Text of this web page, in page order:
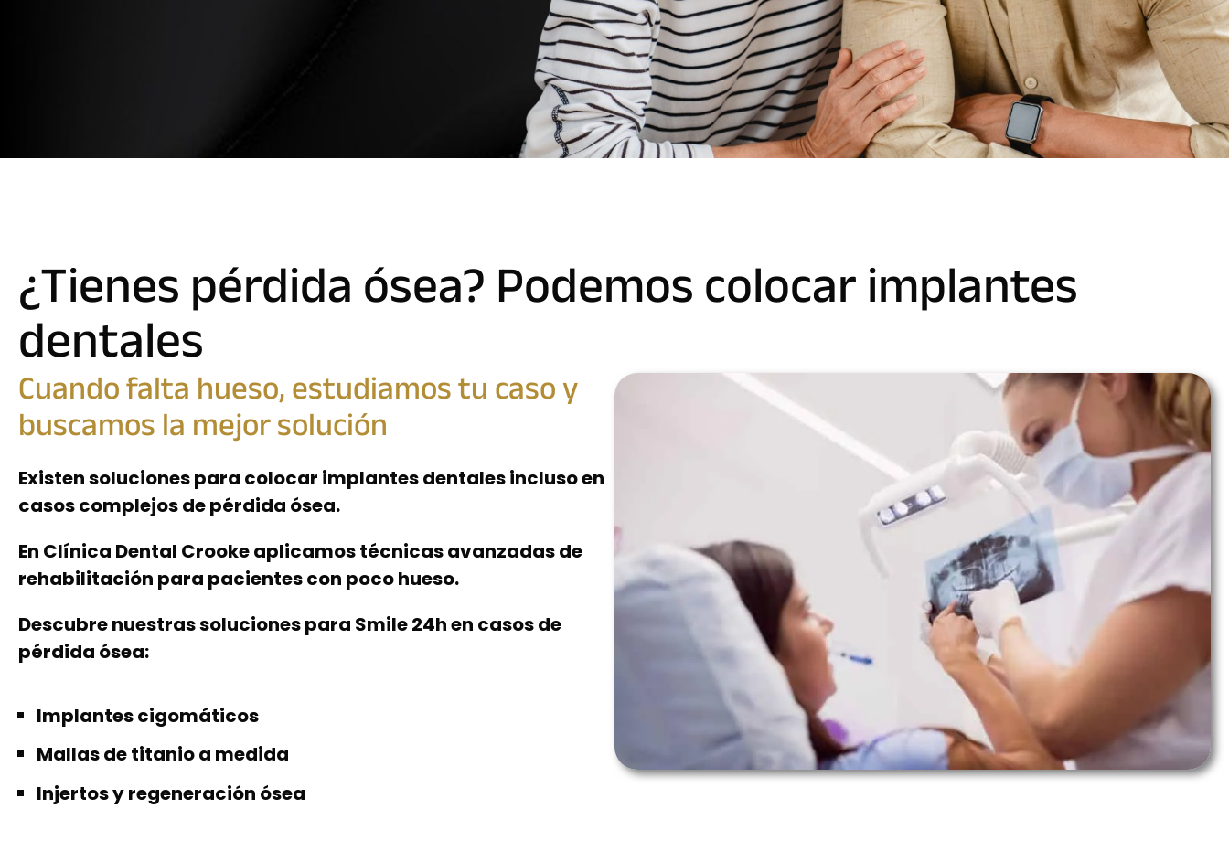
¿Tienes pérdida ósea? Podemos colocar implantes
dentales
Cuando falta hueso, estudiamos tu caso y
buscamos la mejor solución
Existen soluciones para colocar implantes dentales incluso en
casos complejos de pérdida ósea.
En Clínica Dental Crooke aplicamos técnicas avanzadas de
rehabilitación para pacientes con poco hueso.
Descubre nuestras soluciones para Smile 24h en casos de
pérdida ósea:
Implantes cigomáticos
Mallas de titanio a medida
Injertos y regeneración ósea